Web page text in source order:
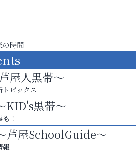
の時間
屋人黒帯～
ピックス
KID's黒帯～
！
芦屋SchoolGuide～
報